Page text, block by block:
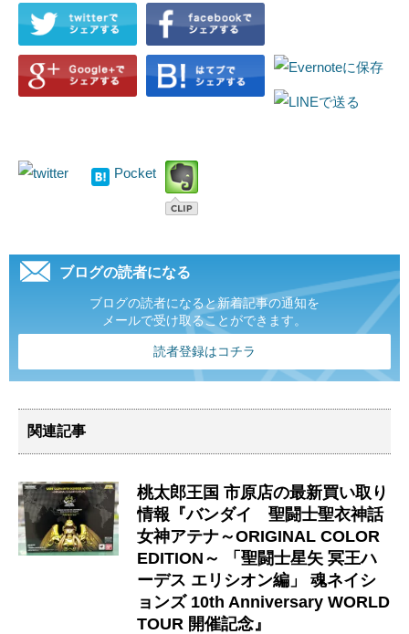
Pocket
ブログの読者になる
ブログの読者になると新着記事の通知を
メールで受け取ることができます。
読者登録はコチラ
関連記事
桃太郎王国 市原店の最新買い取り
情報『バンダイ 聖闘士聖衣神話 ​
女神アテナ～ORIGINAL ​COLOR ​
EDITION～ ​「聖闘士星矢 ​冥王ハ
ーデス ​エリシオン編」 ​魂ネイシ
ョンズ ​10th ​Anniversary ​WORLD
​TOUR ​開催記念』